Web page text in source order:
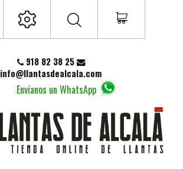
Envíanos un WhatsApp
918 82 38 25
info@llantasdealcala.com